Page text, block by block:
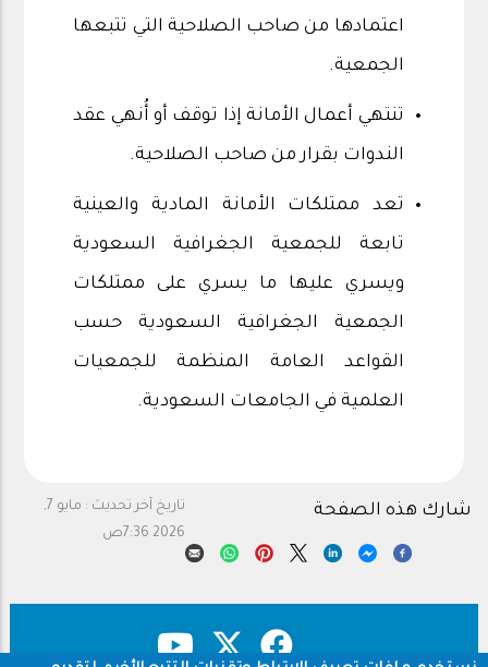
اعتمادها من صاحب الصلاحية التي تتبعها
الجمعية.
تنتهي أعمال الأمانة إذا توقف أو أُنهي عقد
الندوات بقرار من صاحب الصلاحية.
تعد ممتلكات الأمانة المادية والعينية
تابعة للجمعية الجغرافية السعودية
ويسري عليها ما يسري على ممتلكات
الجمعية الجغرافية السعودية حسب
القواعد العامة المنظمة للجمعيات
العلمية في الجامعات السعودية.
تاريخ آخر تحديث :
مايو 7,
2026 7:36ص
شارك هذه الصفحة